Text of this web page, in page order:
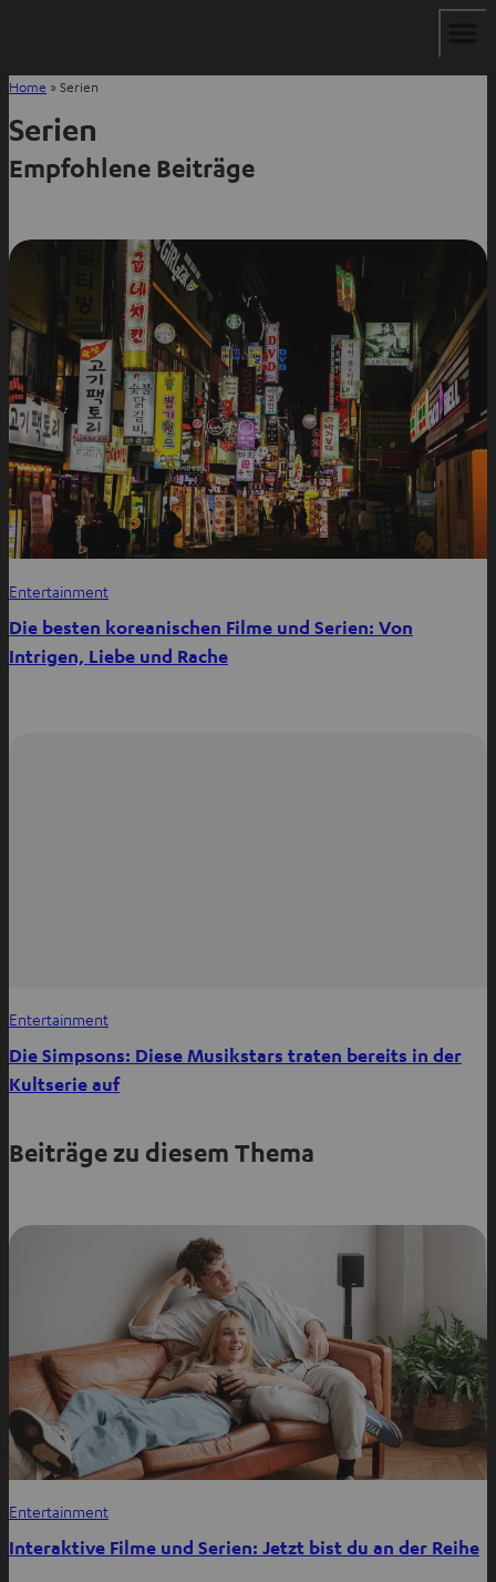
Home »Serien
Serien
Empfohlene Beiträge
Entertainment
Die besten koreanischen Filme und Serien: Von
Intrigen, Liebe und Rache
Entertainment
Die Simpsons: Diese Musikstars traten bereits in der
Kultserie auf
Beiträge zu diesem Thema
Entertainment
Interaktive Filme und Serien: Jetzt bist du an der Reihe